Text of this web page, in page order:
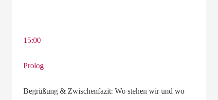
15:00
Prolog
Begrüßung & Zwischenfazit: Wo stehen wir und wo